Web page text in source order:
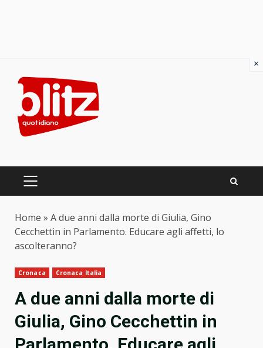
content
PRIMARY
Home » A due anni dalla morte di Giulia, Gino
Cecchettin in Parlamento. Educare agli affetti, lo
ascolteranno?
Cronaca Cronaca Italia
A due anni dalla morte di
Giulia, Gino Cecchettin in
×